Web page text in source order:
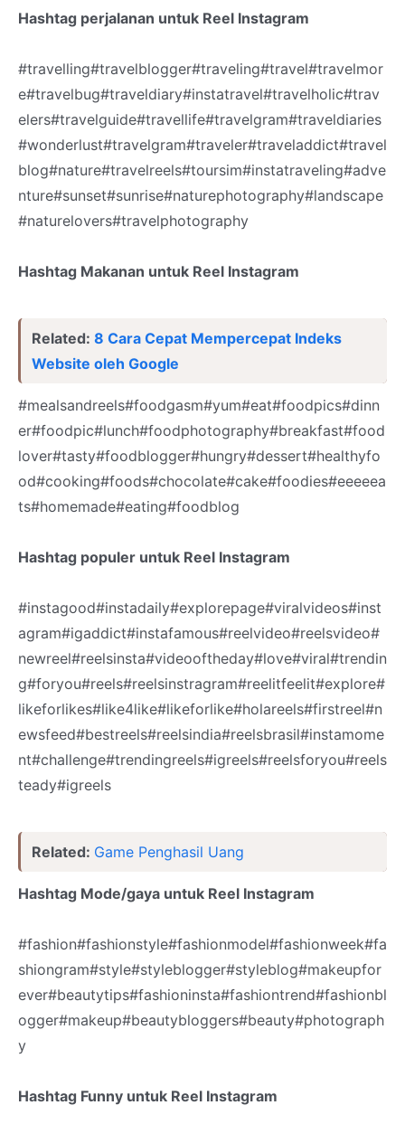
Hashtag perjalanan untuk Reel Instagram
#travelling#travelblogger#traveling#travel#travelmor
e#travelbug#traveldiary#instatravel#travelholic#trav
elers#travelguide#travellife#travelgram#traveldiaries
#wonderlust#travelgram#traveler#traveladdict#travel
blog#nature#travelreels#toursim#instatraveling#adve
nture#sunset#sunrise#naturephotography#landscape
#naturelovers#travelphotography
Hashtag Makanan untuk Reel Instagram
Related: 8 Cara Cepat Mempercepat Indeks
Website oleh Google
#mealsandreels#foodgasm#yum#eat#foodpics#dinn
er#foodpic#lunch#foodphotography#breakfast#food
lover#tasty#foodblogger#hungry#dessert#healthyfo
od#cooking#foods#chocolate#cake#foodies#eeeeea
ts#homemade#eating#foodblog
Hashtag populer untuk Reel Instagram
#instagood#instadaily#explorepage#viralvideos#inst
agram#igaddict#instafamous#reelvideo#reelsvideo#
newreel#reelsinsta#videooftheday#love#viral#trendin
g#foryou#reels#reelsinstragram#reelitfeelit#explore#
likeforlikes#like4like#likeforlike#holareels#firstreel#n
ewsfeed#bestreels#reelsindia#reelsbrasil#instamome
nt#challenge#trendingreels#igreels#reelsforyou#reels
teady#igreels
Related: Game Penghasil Uang
Hashtag Mode/gaya untuk Reel Instagram
#fashion#fashionstyle#fashionmodel#fashionweek#fa
shiongram#style#styleblogger#styleblog#makeupfor
ever#beautytips#fashioninsta#fashiontrend#fashionbl
ogger#makeup#beautybloggers#beauty#photograph
y
Hashtag Funny untuk Reel Instagram